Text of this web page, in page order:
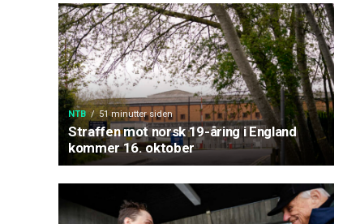
NTB 51 minutter siden
Straffen mot norsk 19-åring i England
kommer 16. oktober